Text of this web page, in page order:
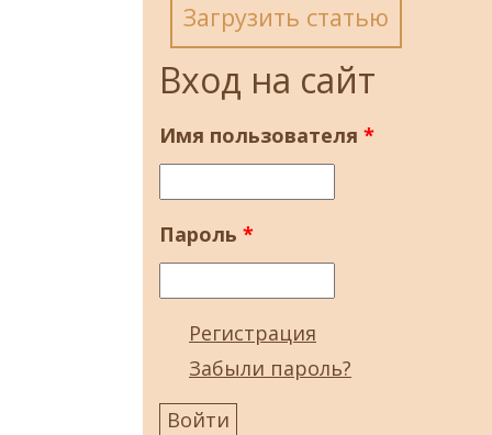
Загрузить статью
Вход на сайт
Имя пользователя *
Пароль *
Регистрация
Забыли пароль?